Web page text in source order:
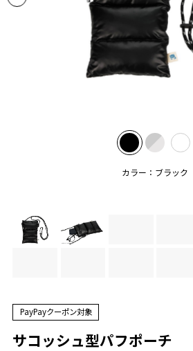
カラー：ブラック
PayPayクーポン対象
サコッシュ型パフポーチ